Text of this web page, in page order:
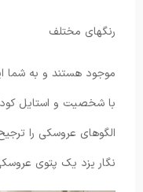
رنگهای مختلف
موجود هستند و به شما
با شخصیت و استایل
الگوهای عروسکی را
نگار یزد یک پتوی